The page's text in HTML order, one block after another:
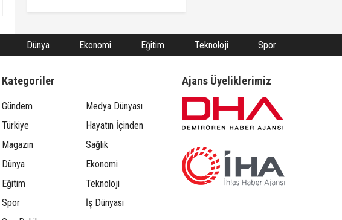
Dünya Ekonomi Eğitim Teknoloji Spor
Kategoriler
Gündem
Medya Dünyası
Türkiye
Hayatın İçinden
Magazin
Sağlık
Dünya
Ekonomi
Eğitim
Teknoloji
Spor
İş Dünyası
Ajans Üyeliklerimiz